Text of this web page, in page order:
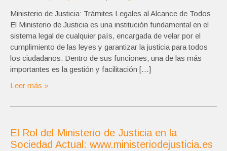
Ministerio de Justicia: Trámites Legales al Alcance de Todos
El Ministerio de Justicia es una institución fundamental en el
sistema legal de cualquier país, encargada de velar por el
cumplimiento de las leyes y garantizar la justicia para todos
los ciudadanos. Dentro de sus funciones, una de las más
importantes es la gestión y facilitación […]
Leer más »
El Rol del Ministerio de Justicia en la
Sociedad Actual: www.ministeriodejusticia.es